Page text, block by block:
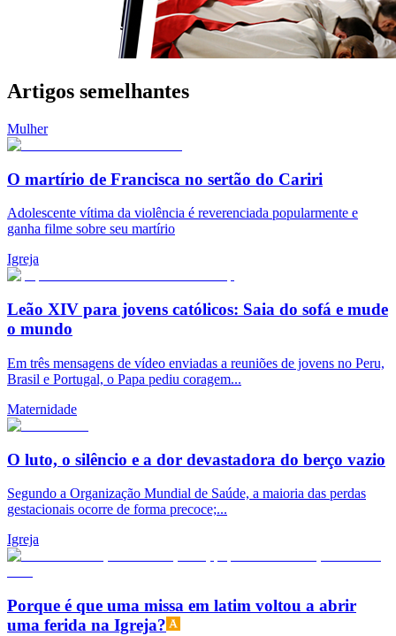
Artigos semelhantes
Mulher
O martírio de Francisca no sertão do Cariri
Adolescente vítima da violência é reverenciada popularmente e
ganha filme sobre seu martírio
Igreja
Leão XIV para jovens católicos: Saia do sofá e mude
o mundo
Em três mensagens de vídeo enviadas a reuniões de jovens no Peru,
Brasil e Portugal, o Papa pediu coragem...
Maternidade
O luto, o silêncio e a dor devastadora do berço vazio
Segundo a Organização Mundial de Saúde, a maioria das perdas
gestacionais ocorre de forma precoce;...
Igreja
Porque é que uma missa em latim voltou a abrir
uma ferida na Igreja?